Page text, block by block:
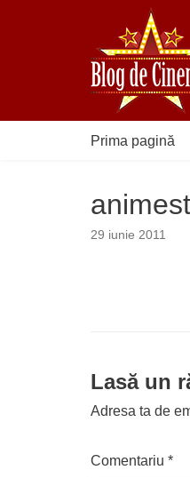
Prima pagină
29 iunie 2011
Lasă un
Adresa ta de
Comentariu *